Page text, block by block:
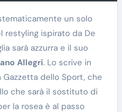
restyling ispirato da De
sarà azzurra e il suo
Allegri. Lo scrive in
Gazzetta dello Sport, che
che sarà il sostituto di
la rosea è al passo